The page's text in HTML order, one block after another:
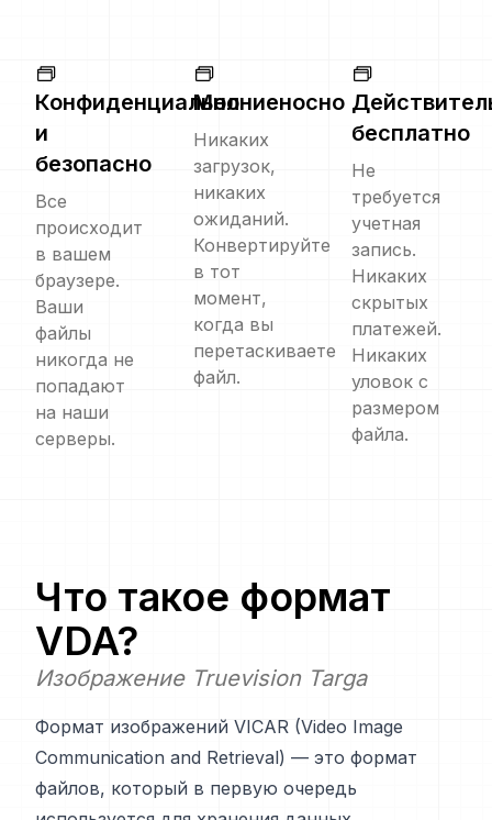
Конфиденциально
и
безопасно
Все
происходит
в вашем
браузере.
Ваши
файлы
никогда не
попадают
на наши
серверы.
Молниеносно
Никаких
загрузок,
никаких
ожиданий.
Конвертируйте
в тот
момент,
когда вы
перетаскиваете
файл.
бесплатно
Не
требуется
учетная
запись.
Никаких
скрытых
платежей.
Никаких
уловок с
размером
файла.
Что такое формат
VDA?
Изображение Truevision Targa
Формат изображений VICAR (Video Image
Communication and Retrieval) — это формат
файлов, который в первую очередь